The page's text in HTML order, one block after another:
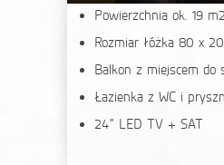
Powierzchnia ok. 19
Rozmiar łóżka 80 x
Balkon z miejscem do
Łazienka z WC i
24“ LED TV + SAT